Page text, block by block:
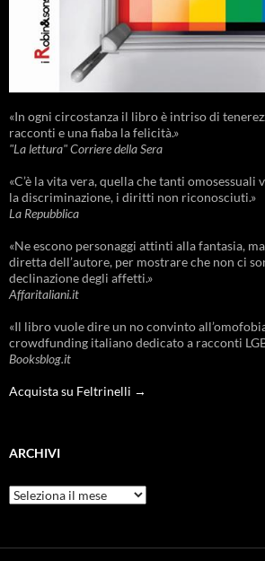
«In ogni circostanza il libro è intriso di
racconti e una fiaba la felicità.»
"La lettura" Corriere della Sera
«C’è la vita vera, quella che tanti
la discriminazione, i diritti non riconosciuti.»
La Repubblica
«Ne escono personaggi attinti alla fantasia,
diretta dell’autore, per mostrare che non ci
declinazione degli affetti.»
Affaritaliani.it
«Il libro vuole dire un no convinto
crowdfunding italiano dedicato a racconti
Booksblog.it
Acquista su Feltrinelli →
ARCHIVI
Archivi